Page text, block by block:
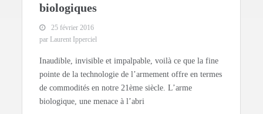
biologiques
25 février 2016
par Laurent Ipperciel
Inaudible, invisible et impalpable, voilà ce que la fine
pointe de la technologie de l’armement offre en termes
de commodités en notre 21ème siècle. L’arme
biologique, une menace à l’abri